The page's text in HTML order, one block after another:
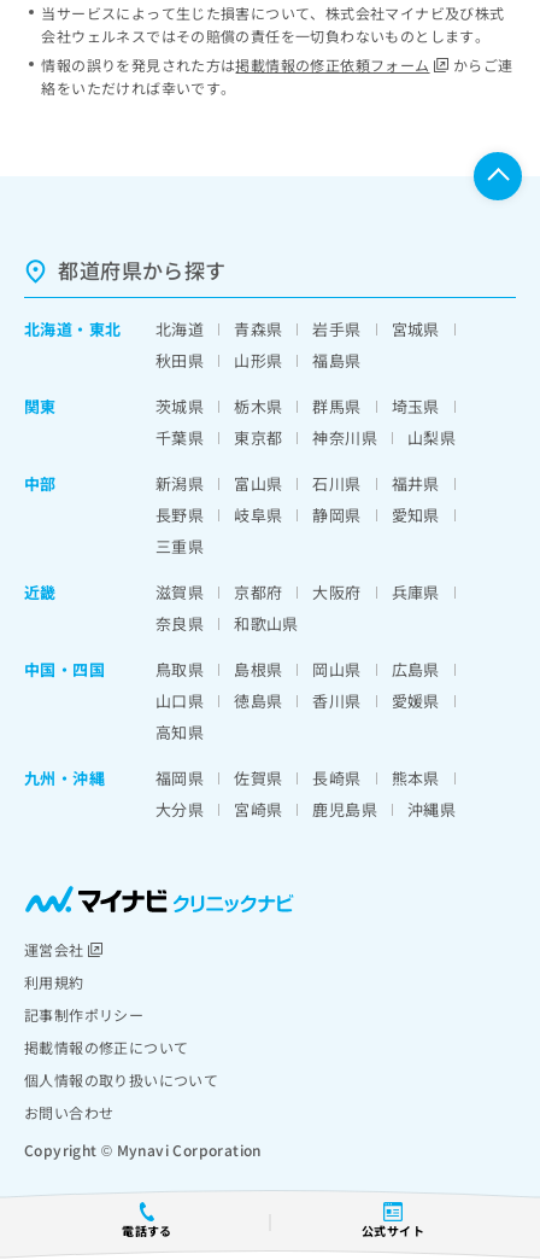
電話する 公式サイト
当サービスによって生じた損害について、株式会社マイナビ及び株式
会社ウェルネスではその賠償の責任を一切負わないものとします。
情報の誤りを発見された方は掲載情報の修正依頼フォーム
からご連
絡をいただければ幸いです。
都道府県から探す
北海道 ・ 東北 北海道 青森県 岩手県
宮城県
秋田県
山形県
福島県
関東
茨城県 栃木県 群馬県
埼玉県
千葉県
東京都 神奈川県
山梨県
中部
新潟県 富山県 石川県
福井県
長野県
岐阜県 静岡県
愛知県
三重県
近畿
滋賀県 京都府 大阪府
兵庫県
奈良県
和歌山県
中国・四国
鳥取県 島根県 岡山県
広島県
山口県
徳島県 香川県
愛媛県
高知県
九州・沖縄
福岡県 佐賀県 長崎県
熊本県
大分県
宮崎県 鹿児島県 沖縄県
運営会社
利用規約
記事制作ポリシー
掲載情報の修正について
個人情報の取り扱いについて
お問い合わせ
Copyright © Mynavi Corporation